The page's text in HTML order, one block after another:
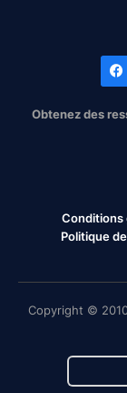
Obtenez des
Conditions
Politique
Copyright ©